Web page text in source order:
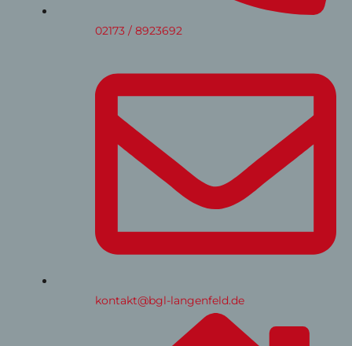
02173 / 8923692
kontakt@bgl-langenfeld.de